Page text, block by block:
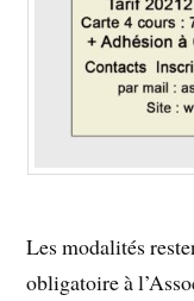
Les modalités
obligatoire à